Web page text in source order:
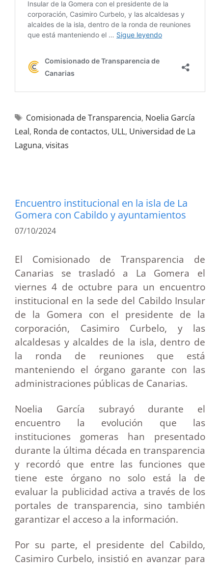
Comisionada de Transparencia, Noelia García
Leal, Ronda de contactos, ULL, Universidad de La
Laguna, visitas
Encuentro institucional en la isla de La
Gomera con Cabildo y ayuntamientos
07/10/2024
El Comisionado de Transparencia de
Canarias se trasladó a La Gomera el
viernes 4 de octubre para un encuentro
institucional en la sede del Cabildo Insular
de la Gomera con el presidente de la
corporación, Casimiro Curbelo, y las
alcaldesas y alcaldes de la isla, dentro de
la ronda de reuniones que está
manteniendo el órgano garante con las
administraciones públicas de Canarias.
Noelia García subrayó durante el
encuentro la evolución que las
instituciones gomeras han presentado
durante la última década en transparencia
y recordó que entre las funciones que
tiene este órgano no solo está la de
evaluar la publicidad activa a través de los
portales de transparencia, sino también
garantizar el acceso a la información.
Por su parte, el presidente del Cabildo,
Casimiro Curbelo, insistió en avanzar para